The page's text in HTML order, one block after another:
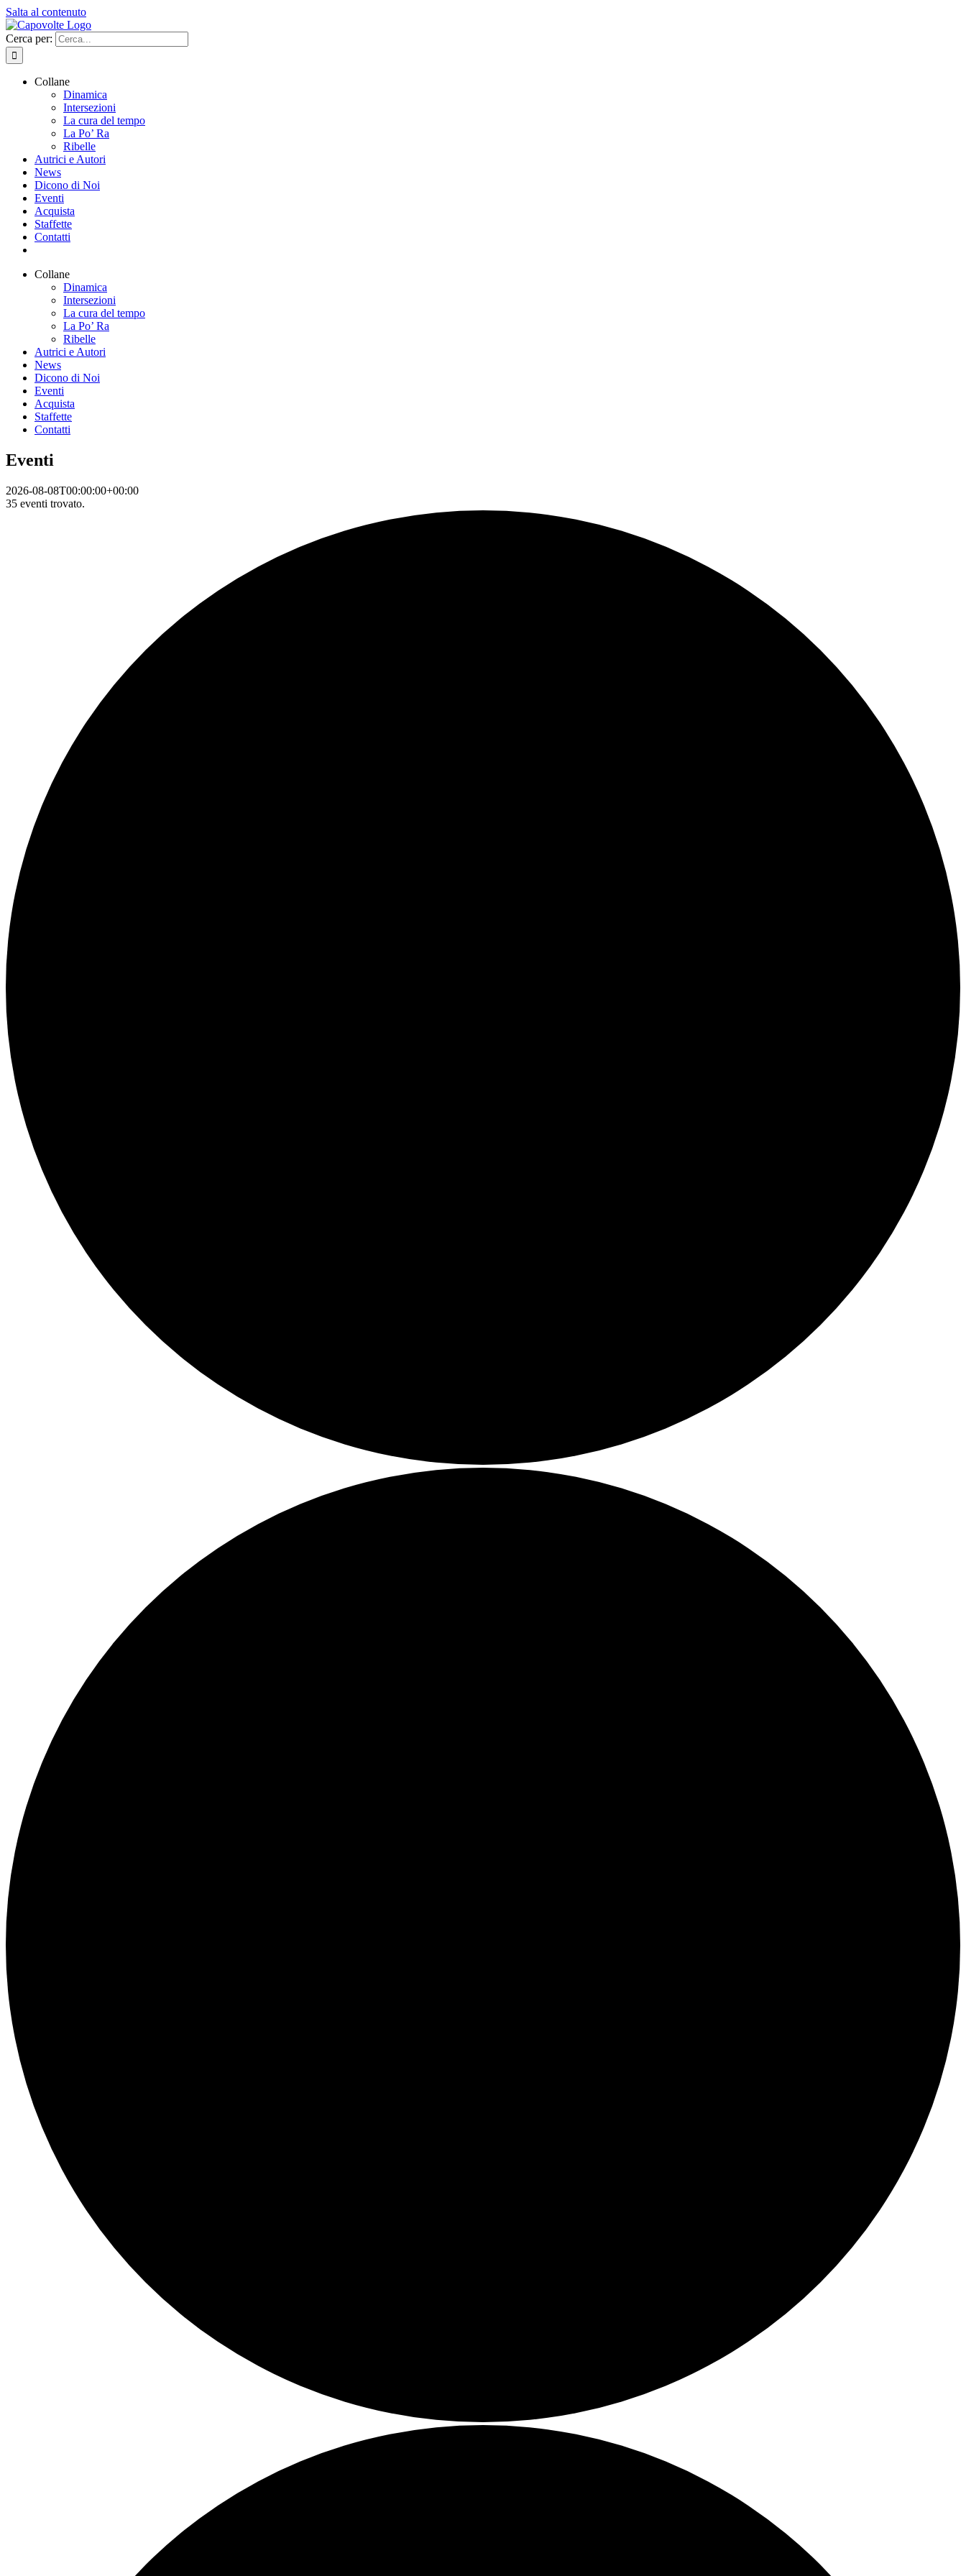
Salta al contenuto
Cerca per:
Collane
Dinamica
Intersezioni
La cura del tempo
La Po’ Ra
Ribelle
Autrici e Autori
News
Dicono di Noi
Eventi
Acquista
Staffette
Contatti
Collane
Dinamica
Intersezioni
La cura del tempo
La Po’ Ra
Ribelle
Autrici e Autori
News
Dicono di Noi
Eventi
Acquista
Staffette
Contatti
Eventi
2026-08-08T00:00:00+00:00
35 eventi trovato.